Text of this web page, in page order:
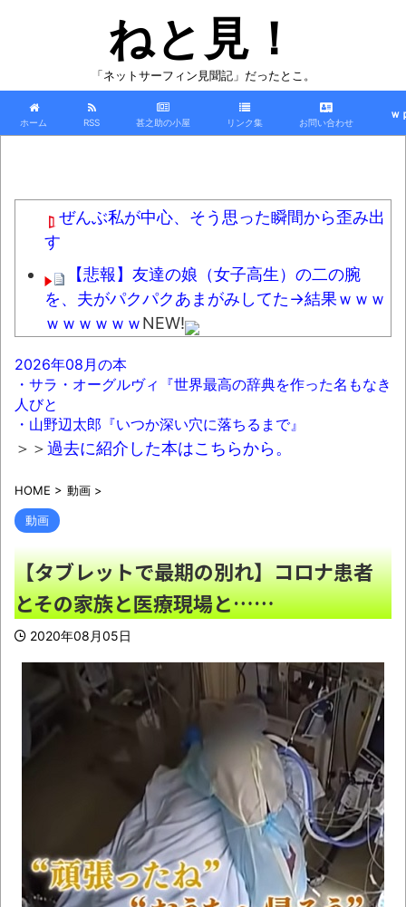
ねと見！
「ネットサーフィン見聞記」だったとこ。
ホーム RSS 甚之助の小屋 リンク集 お問い合わせ
ｗ
ぜんぶ私が中心、そう思った瞬間から歪み出
す
【悲報】友達の娘（女子高生）の二の腕
を、夫がパクパクあまがみしてた→結果ｗｗｗ
ｗｗｗｗｗｗNEW!
【悲報】60代男さん、小学生に秘めた夢を
語って通報されるｗｗｗｗｗｗｗNEW!
【動画】熊本地震の瞬間の手術室の防犯カ
メラ映像、公開されるNEW!
発！災害支援にも悪影響が及んでしまう…
NEW!
意識高い系「インドに５年住んだら人生観
かわる」←これｗｗｗNEW!
健康診断の結果が悪すぎてワロタァ！NEW!
【画像】このボケて、破壊力ありすぎてク
ッソワロタｗｗｗｗｗｗｗｗｗ NEW!
【有能】政府「トラックはサービスエリア
利用有料化すればサボらず走るし流問題解決じ
【描込】なんだよこの漫画ｗｗｗ【注意】
【動画】両方馬鹿（笑）ミニストップでト
ラックと衝突したドラレコが（ノ∇`）NEW!
2026年08月の本
・サラ・オーグルヴィ『世界最高の辞典を作った名もなき
人びと
・山野辺太郎『いつか深い穴に落ちるまで』
＞＞過去に紹介した本はこちらから。
HOME > 動画 >
動画
【タブレットで最期の別れ】コロナ患者
とその家族と医療現場と……
2020年08月05日